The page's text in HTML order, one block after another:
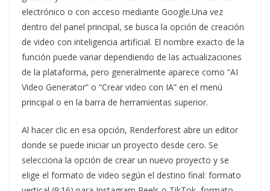
electrónico o con acceso mediante Google.Una vez
dentro del panel principal, se busca la opción de creación
de video con inteligencia artificial. El nombre exacto de la
función puede variar dependiendo de las actualizaciones
de la plataforma, pero generalmente aparece como “AI
Video Generator” o “Crear video con IA” en el menú
principal o en la barra de herramientas superior.
Al hacer clic en esa opción, Renderforest abre un editor
donde se puede iniciar un proyecto desde cero. Se
selecciona la opción de crear un nuevo proyecto y se
elige el formato de video según el destino final: formato